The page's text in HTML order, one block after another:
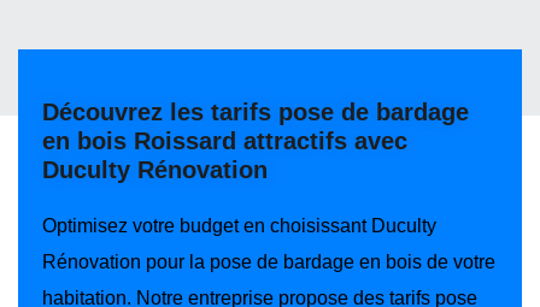
Découvrez les tarifs pose de bardage
en bois Roissard attractifs avec
Duculty Rénovation
Optimisez votre budget en choisissant Duculty
Rénovation pour la pose de bardage en bois de votre
habitation. Notre entreprise propose des tarifs pose